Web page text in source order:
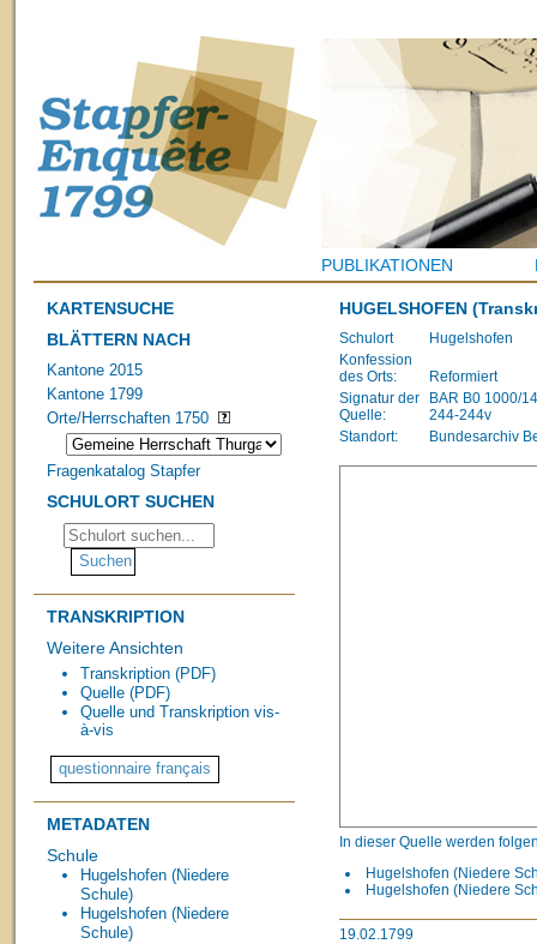
PUBLIKATIONEN
KARTENSUCHE
BLÄTTERN NACH
Kantone 2015
Kantone 1799
Orte/Herrschaften 1750
Fragenkatalog Stapfer
SCHULORT SUCHEN
TRANSKRIPTION
Weitere Ansichten
Transkription (PDF)
Quelle (PDF)
Quelle und Transkription vis-
à-vis
METADATEN
Schule
Hugelshofen (Niedere
Schule)
Hugelshofen (Niedere
Schule)
HUGELSHOFEN
Schulort
Hugelshofen
Konfession
des Orts:
Reformiert
Signatur der
Quelle:
BAR B0 1000/
244-244v
Standort:
Bundesarchiv
In dieser Quelle werden
Hugelshofen (Niedere
Hugelshofen (Niedere
19.02.1799